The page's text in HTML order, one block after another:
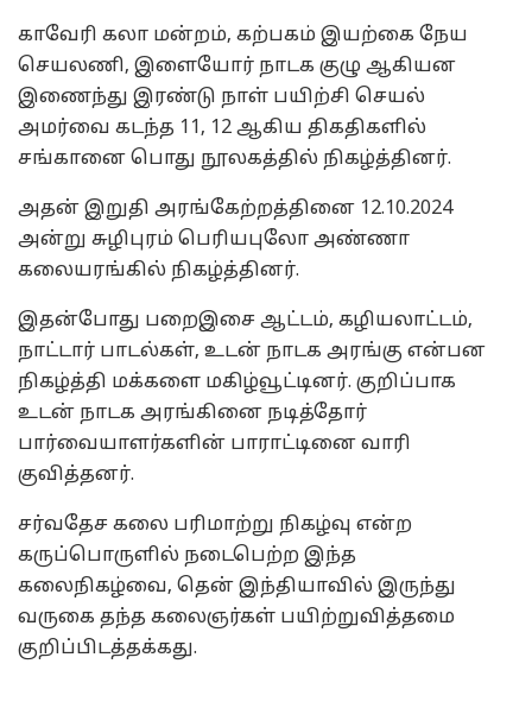
காவேரி கலா மன்றம், கற்பகம் இயற்கை நேய
செயலணி, இளையோர் நாடக குழு ஆகியன
இணைந்து இரண்டு நாள் பயிற்சி செயல்
அமர்வை கடந்த 11, 12 ஆகிய திகதிகளில்
சங்கானை பொது நூலகத்தில் நிகழ்த்தினர்.
அதன் இறுதி அரங்கேற்றத்தினை 12.10.2024
அன்று சுழிபுரம் பெரியபுலோ அண்ணா
கலையரங்கில் நிகழ்த்தினர்.
இதன்போது பறைஇசை ஆட்டம், கழியலாட்டம்,
நாட்டார் பாடல்கள், உடன் நாடக அரங்கு என்பன
நிகழ்த்தி மக்களை மகிழ்வூட்டினர். குறிப்பாக
உடன் நாடக அரங்கினை நடித்தோர்
பார்வையாளர்களின் பாராட்டினை வாரி
குவித்தனர்.
சர்வதேச கலை பரிமாற்று நிகழ்வு என்ற
கருப்பொருளில் நடைபெற்ற இந்த
கலைநிகழ்வை, தென் இந்தியாவில் இருந்து
வருகை தந்த கலைஞர்கள் பயிற்றுவித்தமை
குறிப்பிடத்தக்கது.